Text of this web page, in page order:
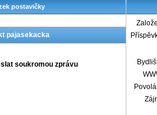
postavičky
pajasekacka
soukromou zprávu